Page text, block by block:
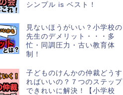
シンプル is ベスト！
見ないほうがいい？小学校の
先生のデメリット・・・多
忙・同調圧力・古い教育体
制！
子どものけんかの仲裁どうす
ればいいの？７つのステップ
できれいに解決！【小学校